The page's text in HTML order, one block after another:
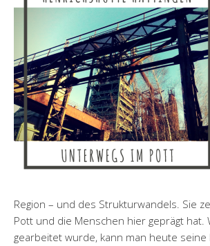
Region – und des Strukturwandels. Sie
Pott und die Menschen hier geprägt hat.
gearbeitet wurde, kann man heute seine